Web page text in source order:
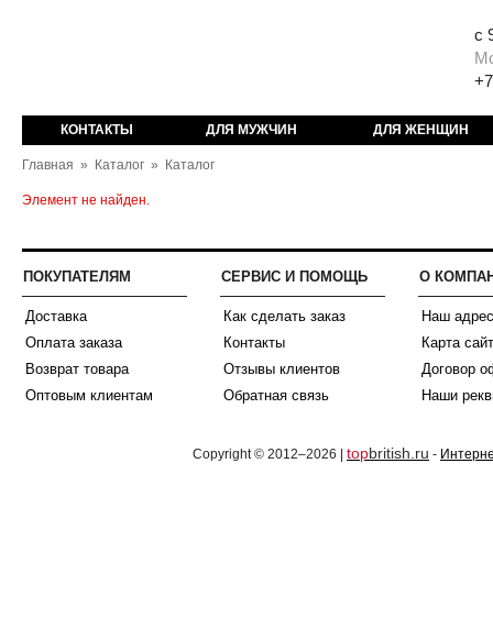
с
КОНТАКТЫ ДЛЯ МУЖЧИН ДЛЯ ЖЕНЩИН
Главная » Каталог » Каталог
Элемент не найден.
ПОКУПАТЕЛЯМ
Доставка
Оплата заказа
Возврат товара
Оптовым клиентам
СЕРВИС И ПОМОЩЬ
Как сделать заказ
Контакты
Отзывы клиентов
Обратная связь
О
Наш адрес
Карта
Договор
Наши
Copyright © 2012–2026 | topbritish.ru -